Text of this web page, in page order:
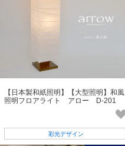
【日本製和紙照明】【大型照明】和風
照明フロアライト アロー D-201
彩光デザイン